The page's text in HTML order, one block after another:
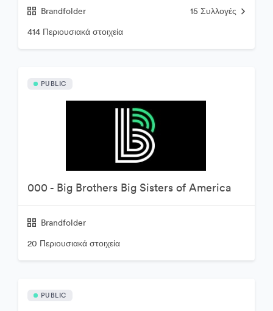
Brandfolder 15 Συλλογές
414 Περιουσιακά στοιχεία
PUBLIC
000 - Big Brothers Big Sisters of America
Brandfolder
20 Περιουσιακά στοιχεία
PUBLIC